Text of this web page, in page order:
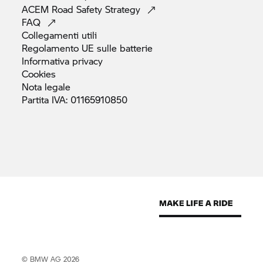
ACEM Road SafetyStrategy
FAQ
Collegamenti utili
Regolamento UE sulle batterie
Informativa privacy
Cookies
Nota legale
Partita IVA: 01165910850
© BMW AG 2026